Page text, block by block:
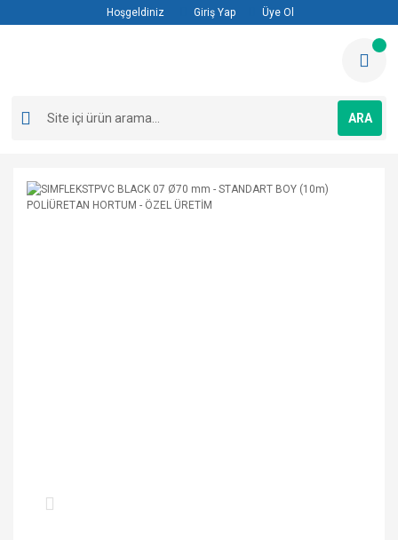
Hoşgeldiniz Giriş Yap Üye Ol
ARA